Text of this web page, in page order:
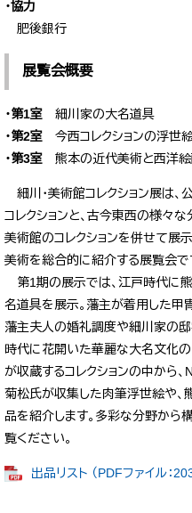
・協力
肥後銀行
展覧会概要​
・第1室 細川家の大名道具
・第2室 今西コレクションの浮世
・第3室 熊本の近代美術と西洋
細川・美術館コレクション展は
コレクションと、古今東西の様々
美術館のコレクションを併せて展
美術を総合的に紹介する展覧会で
第1期の展示では、江戸時代に
名道具を展示。藩主が着用した甲
藩主夫人の婚礼調度や細川家の
時代に花開いた華麗な大名文化の
が収蔵するコレクションの中から
菊松氏が収集した肉筆浮世絵や、
品を紹介します。多彩な分野から
覧ください。
出品リスト （PDFファイル：